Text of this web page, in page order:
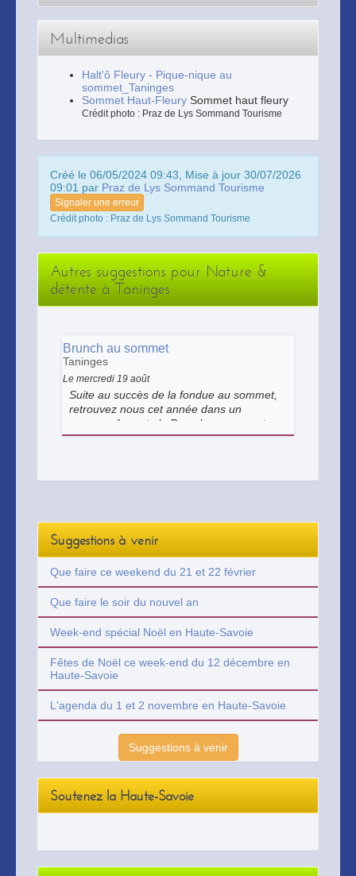
Multimedias
Halt'ô Fleury - Pique-nique au
sommet_Taninges
Sommet Haut-Fleury Sommet haut fleury
Crédit photo : Praz de Lys Sommand Tourisme
Créé le 06/05/2024 09:43, Mise à jour 30/07/2026
09:01 par Praz de Lys Sommand Tourisme
Signaler une erreur
Crédit photo : Praz de Lys Sommand Tourisme
Autres suggestions pour Nature &
détente à Taninges
Brunch au sommet
Taninges
Le mercredi 19 août
Suite au succès de la fondue au sommet,
retrouvez nous cet année dans un
nouveau format : le Brunch au sommet.
Suggestions à venir
Que faire ce weekend du 21 et 22 février
Que faire le soir du nouvel an
Week-end spécial Noël en Haute-Savoie
Fêtes de Noël ce week-end du 12 décembre en
Haute-Savoie
L'agenda du 1 et 2 novembre en Haute-Savoie
Suggestions à venir
Soutenez la Haute-Savoie